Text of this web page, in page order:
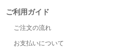
ご利用ガイド
ご注文の流れ
お支払いについて